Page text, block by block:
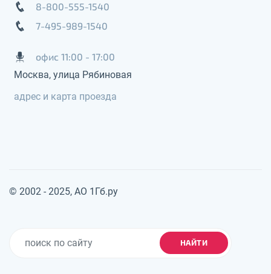
8-800-555-1540
7-495-989-1540
офис 11:00 - 17:00
Москва, улица Рябиновая
адрес и карта проезда
© 2002 - 2025, АО 1Гб.ру
НАЙТИ